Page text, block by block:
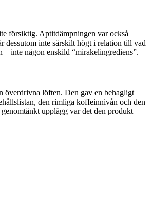
försiktig. Aptitdämpningen var också
dessutom inte särskilt högt i relation till vad
– inte någon enskild “mirakelingrediens”.
överdrivna löften. Den gav en behagligt
den rimliga koffeinnivån och den
upplägg var det den produkt